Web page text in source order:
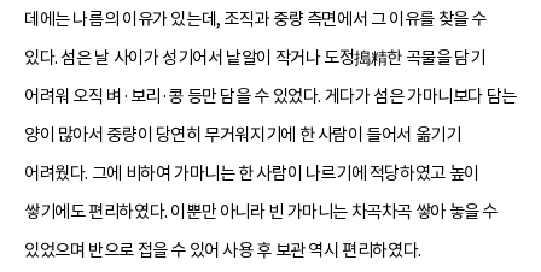
데에는 나름의 이유가 있는데, 조직과 중량 측면에서 그 이유를 찾을 수
있다. 섬은 날 사이가 성기어서 낱알이 작거나 도정搗精한 곡물을 담기
어려워 오직 벼·보리·콩 등만 담을 수 있었다. 게다가 섬은 가마니보다 담는
양이 많아서 중량이 당연히 무거워지기에 한 사람이 들어서 옮기기
어려웠다. 그에 비하여 가마니는 한 사람이 나르기에 적당하였고 높이
쌓기에도 편리하였다. 이뿐만 아니라 빈 가마니는 차곡차곡 쌓아 놓을 수
있었으며 반으로 접을 수 있어 사용 후 보관 역시 편리하였다.